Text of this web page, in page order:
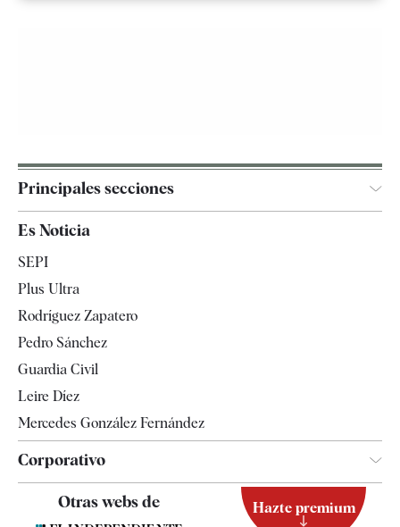
Principales secciones
España
Televisión
Es Noticia
SEPI
Plus Ultra
Rodríguez Zapatero
Pedro Sánchez
Guardia Civil
Leire Díez
Mercedes González Fernández
Corporativo
Contacto
Otras webs de Hazte premium